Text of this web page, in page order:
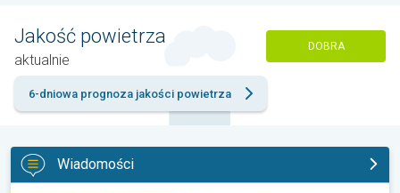
Jakość powietrza
aktualnie
DOBRA
6-dniowa prognoza jakości powietrza
Wiadomości